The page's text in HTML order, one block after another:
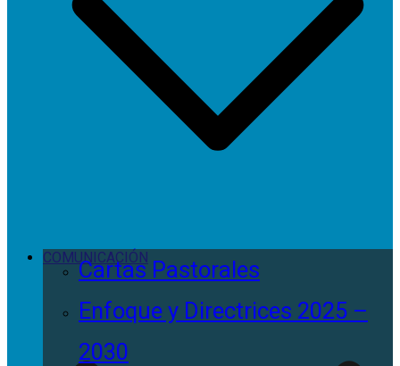
Cartas Pastorales
Enfoque y Directrices 2025 –
2030
COMUNICACIÓN